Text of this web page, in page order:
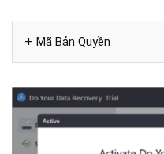
Mã Bản Quyền